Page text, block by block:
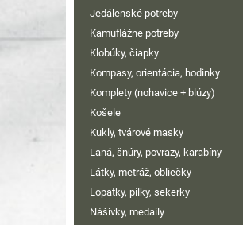
Jedálenské potreby
Kamuflážne potreby
Klobúky, čiapky
Kompasy, orientácia, hodinky
Komplety (nohavice + blúzy)
Košele
Kukly, tvárové masky
Laná, šnúry, povrazy, karabíny
Látky, metráž, obliečky
Lopatky, pílky, sekerky
Nášivky, medaily